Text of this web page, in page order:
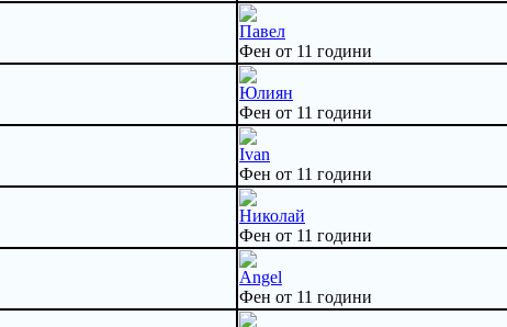
Павел
Фен от 11 години
Юлиян
Фен от 11 години
Ivan
Фен от 11 години
Николай
Фен от 11 години
Angel
Фен от 11 години